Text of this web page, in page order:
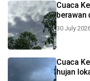
Cuaca
berawan
30 July
Cuaca
hujan